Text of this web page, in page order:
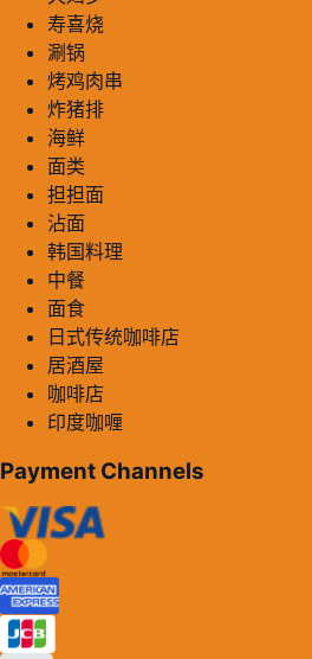
寿喜烧
涮锅
烤鸡肉串
炸猪排
海鲜
面类
担担面
沾面
韩国料理
中餐
面食
日式传统咖啡店
居酒屋
咖啡店
印度咖喱
Payment Channels